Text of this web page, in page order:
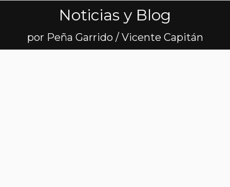
Noticias y Blog
por Peña Garrido / Vicente Capitán
Estás aquí: